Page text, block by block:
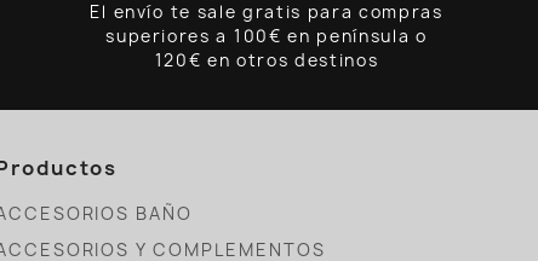
El envío te sale gratis para compras
superiores a 100€ en península o
120€ en otros destinos
BAÑO
Y COMPLEMENTOS